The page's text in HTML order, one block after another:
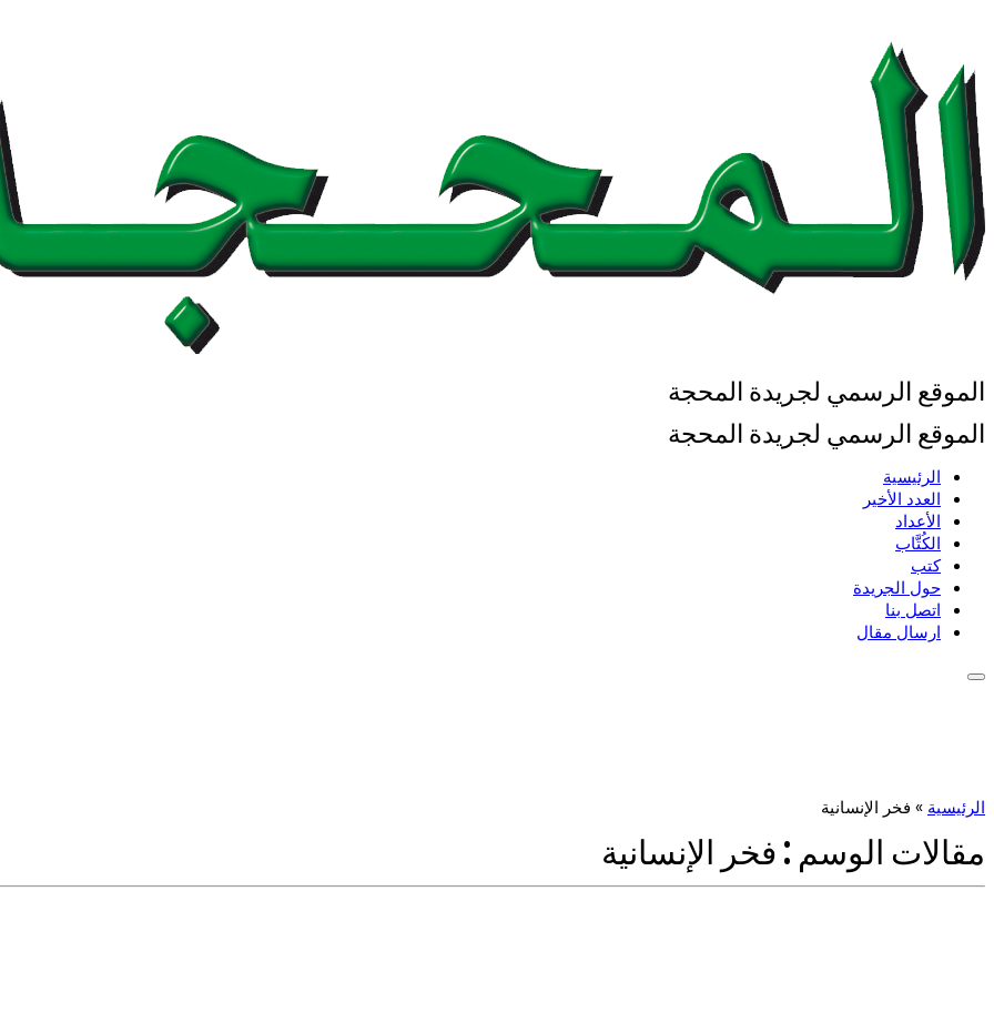
الموقع الرسمي لجريدة المحجة
الموقع الرسمي لجريدة المحجة
الرئيسية
العدد الأخير
الأعداد
الكُتَّاب
كتب
حول الجريدة
اتصل بنا
ارسال مقال
الرئيسية » فخر الإنسانية
مقالات الوسم : فخر الإنسانية